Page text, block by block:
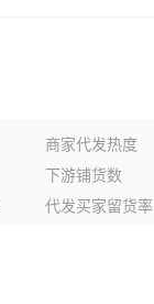
商家代发热度
下游铺货数
代发买家留货率